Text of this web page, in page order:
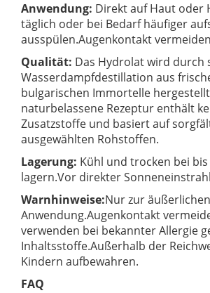
Anwendung: Direkt auf Haut oder
täglich oder bei Bedarf häufiger
ausspülen.Augenkontakt
Qualität: Das Hydrolat wird durch
Wasserdampfdestillation aus
bulgarischen Immortelle
naturbelassene Rezeptur enthält
Zusatzstoffe und basiert auf
ausgewählten Rohstoffen.
Lagerung: Kühl und trocken bei bis
lagern.Vor direkter
Warnhinweise:Nur zur äußerlichen
Anwendung.Augenkontakt
verwenden bei bekannter Allergie
Inhaltsstoffe.Außerhalb der
Kindern aufbewahren.
FAQ